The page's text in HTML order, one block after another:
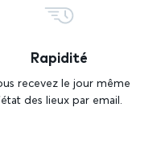
Rapidité
recevez le jour même
des lieux par email.